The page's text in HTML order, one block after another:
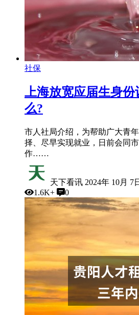
社保
上海放宽应届生身份
么?
市人社局介绍，为帮助广大青
择、尽早实现就业，日前会同
作……
天下看讯 2024年 10月 7
1.6K+
0